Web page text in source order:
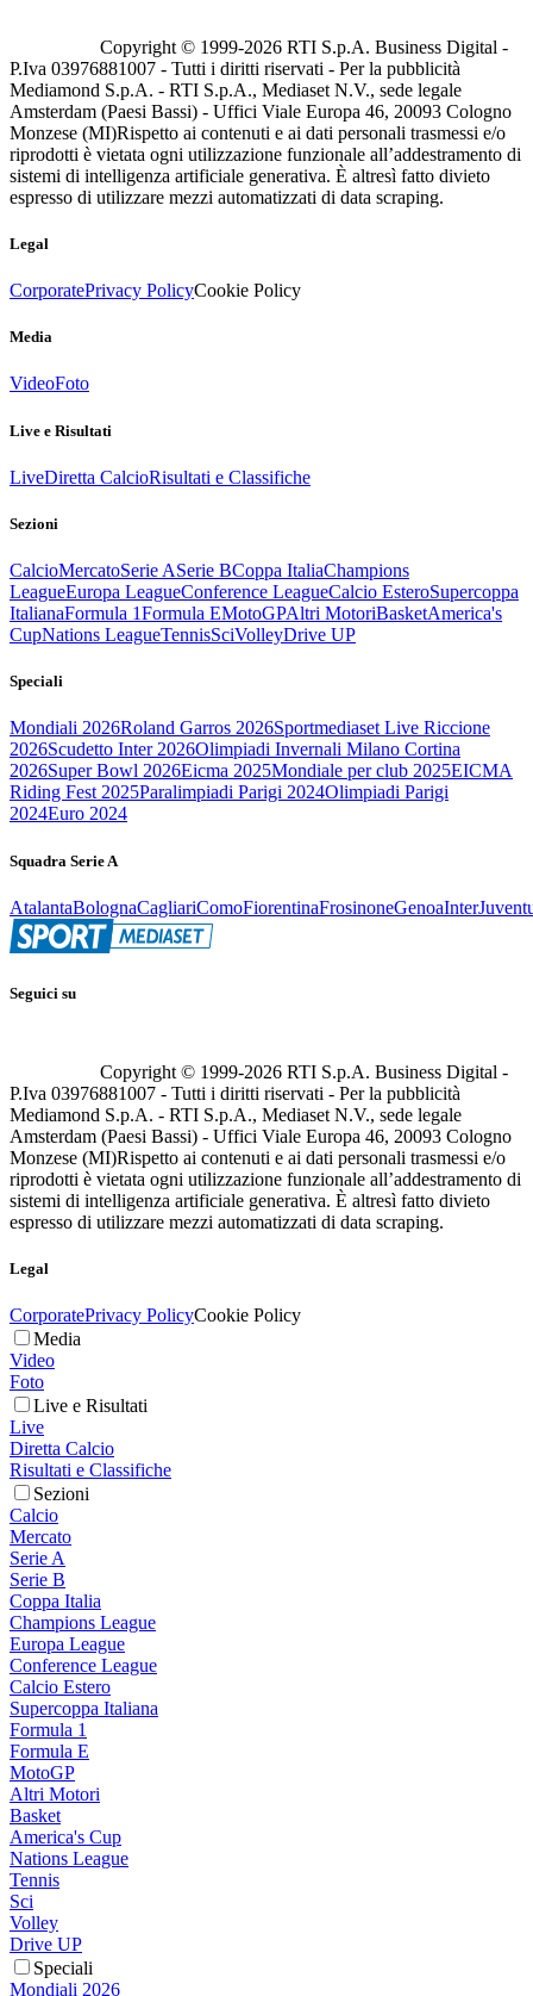
Copyright © 1999-2026 RTI S.p.A. Business Digital -
P.Iva 03976881007 - Tutti i diritti riservati - Per la pubblicità
Mediamond S.p.A. - RTI S.p.A., Mediaset N.V., sede legale
Amsterdam (Paesi Bassi) - Uffici Viale Europa 46, 20093 Cologno
Monzese (MI)Rispetto ai contenuti e ai dati personali trasmessi e/o
riprodotti è vietata ogni utilizzazione funzionale all’addestramento di
sistemi di intelligenza artificiale generativa. È altresì fatto divieto
espresso di utilizzare mezzi automatizzati di data scraping.
Legal
CorporatePrivacy PolicyCookie Policy
Media
VideoFoto
Live e Risultati
LiveDiretta CalcioRisultati e Classifiche
Sezioni
CalcioMercatoSerie ASerie BCoppa ItaliaChampions
LeagueEuropa LeagueConference LeagueCalcio EsteroSupercoppa
ItalianaFormula 1Formula EMotoGPAltri MotoriBasketAmerica's
CupNations LeagueTennisSciVolleyDrive UP
Speciali
Mondiali 2026Roland Garros 2026Sportmediaset Live Riccione
2026Scudetto Inter 2026Olimpiadi Invernali Milano Cortina
2026Super Bowl 2026Eicma 2025Mondiale per club 2025EICMA
Riding Fest 2025Paralimpiadi Parigi 2024Olimpiadi Parigi
2024Euro 2024
Squadra Serie A
AtalantaBolognaCagliariComoFiorentinaFrosinoneGenoaInter
Seguici su
Copyright © 1999-2026 RTI S.p.A. Business Digital -
P.Iva 03976881007 - Tutti i diritti riservati - Per la pubblicità
Mediamond S.p.A. - RTI S.p.A., Mediaset N.V., sede legale
Amsterdam (Paesi Bassi) - Uffici Viale Europa 46, 20093 Cologno
Monzese (MI)Rispetto ai contenuti e ai dati personali trasmessi e/o
riprodotti è vietata ogni utilizzazione funzionale all’addestramento di
sistemi di intelligenza artificiale generativa. È altresì fatto divieto
espresso di utilizzare mezzi automatizzati di data scraping.
Legal
CorporatePrivacy PolicyCookie Policy
Media
Video
Foto
Live e Risultati
Live
Diretta Calcio
Risultati e Classifiche
Sezioni
Calcio
Mercato
Serie A
Serie B
Coppa Italia
Champions League
Europa League
Conference League
Calcio Estero
Supercoppa Italiana
Formula 1
Formula E
MotoGP
Altri Motori
Basket
America's Cup
Nations League
Tennis
Sci
Volley
Drive UP
Speciali
Mondiali 2026